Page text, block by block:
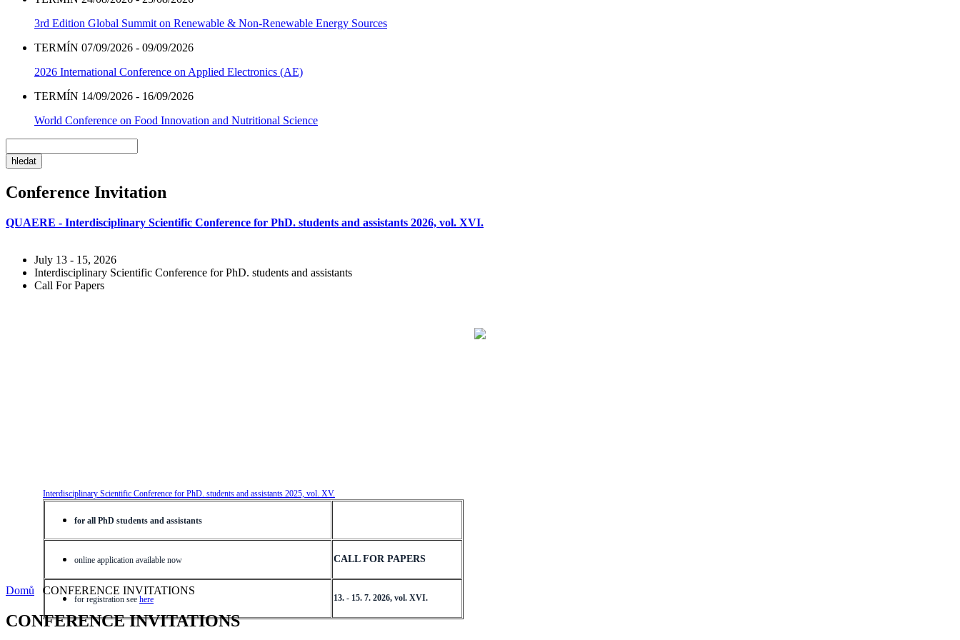
3rd Edition Global Summit on Renewable & Non-Renewable Energy Sources
TERMÍN 07/09/2026 - 09/09/2026
2026 International Conference on Applied Electronics (AE)
TERMÍN 14/09/2026 - 16/09/2026
World Conference on Food Innovation and Nutritional Science
Conference Invitation
QUAERE - Interdisciplinary Scientific Conference for PhD. students and assistants 2026, vol. XVI.
July 13 - 15, 2026
Interdisciplinary Scientific Conference for PhD. students and assistants
Call For Papers
Interdisciplinary Scientific Conference for PhD. students and assistants 2025, vol. XV.
for all PhD students and assistants
online application available now CALL FOR PAPERS
for registration see here 13. - 15. 7. 2026, vol. XVI.
Domů CONFERENCE INVITATIONS
CONFERENCE INVITATIONS